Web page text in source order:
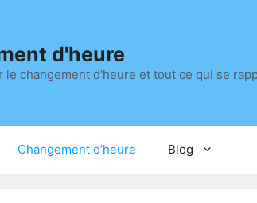
d'heure
le changement d'heure et tout ce qui se
Changement d’heure Blog